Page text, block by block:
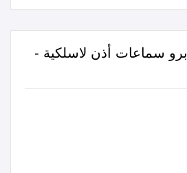
HMD DUB X50 برو سماعات أذن لاسلكية -